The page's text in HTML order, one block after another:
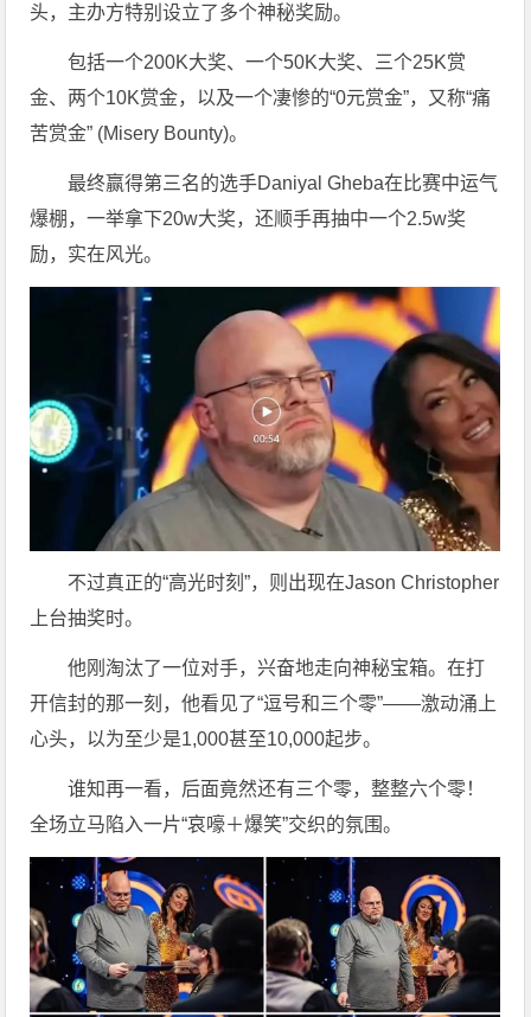
头，主办方特别设立了多个神秘奖励。
包括一个200K大奖、一个50K大奖、三个25K赏
金、两个10K赏金，以及一个凄惨的“0元赏金”，又称“痛
苦赏金” (Misery Bounty)。
最终赢得第三名的选手Daniyal Gheba在比赛中运气
爆棚，一举拿下20w大奖，还顺手再抽中一个2.5w奖
励，实在风光。
不过真正的“高光时刻”，则出现在Jason Christopher
上台抽奖时。
他刚淘汰了一位对手，兴奋地走向神秘宝箱。在打
开信封的那一刻，他看见了“逗号和三个零”——激动涌上
心头，以为至少是1,000甚至10,000起步。
谁知再一看，后面竟然还有三个零，整整六个零！
全场立马陷入一片“哀嚎＋爆笑”交织的氛围。